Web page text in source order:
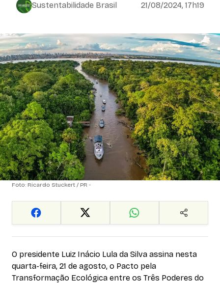
Sustentabilidade Brasil 21/08/2024, 17h19
Foto: Ricardo Stuckert / PR -
O presidente Luiz Inácio Lula da Silva assina nesta
quarta-feira, 21 de agosto, o Pacto pela
Transformação Ecológica entre os Três Poderes do